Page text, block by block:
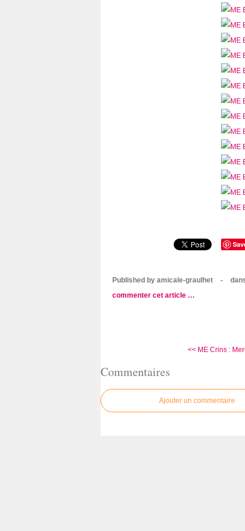
Published by amicale-graulhet -
commenter cet article …
<< ME Crins :
Commentaires
Ajouter un commentaire